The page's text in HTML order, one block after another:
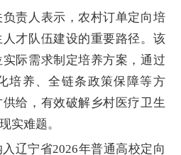
责人表示，农村订单定向培
才队伍建设的重要路径。该
际需求制定培养方案，通过
培养、全链条政策保障等方
给，有效破解乡村医疗卫生
实难题。
宁省2026年普通高校定向